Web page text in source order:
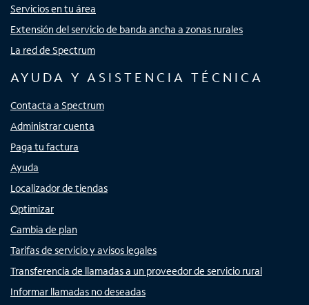
Servicios en tu área
Extensión del servicio de banda ancha a zonas rurales
La red de Spectrum
AYUDA Y ASISTENCIA TÉCNICA
Contacta a Spectrum
Administrar cuenta
Paga tu factura
Ayuda
Localizador de tiendas
Optimizar
Cambia de plan
Tarifas de servicio y avisos legales
Transferencia de llamadas a un proveedor de servicio rural
Informar llamadas no deseadas